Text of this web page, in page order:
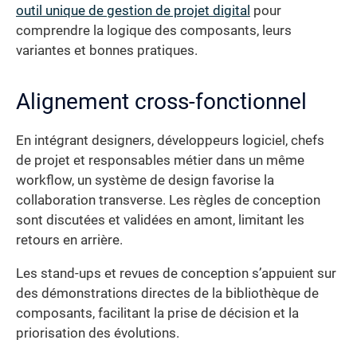
outil unique de gestion de projet digital pour
comprendre la logique des composants, leurs
variantes et bonnes pratiques.
Alignement cross-fonctionnel
En intégrant designers, développeurs logiciel, chefs
de projet et responsables métier dans un même
workflow, un système de design favorise la
collaboration transverse. Les règles de conception
sont discutées et validées en amont, limitant les
retours en arrière.
Les stand-ups et revues de conception s’appuient sur
des démonstrations directes de la bibliothèque de
composants, facilitant la prise de décision et la
priorisation des évolutions.